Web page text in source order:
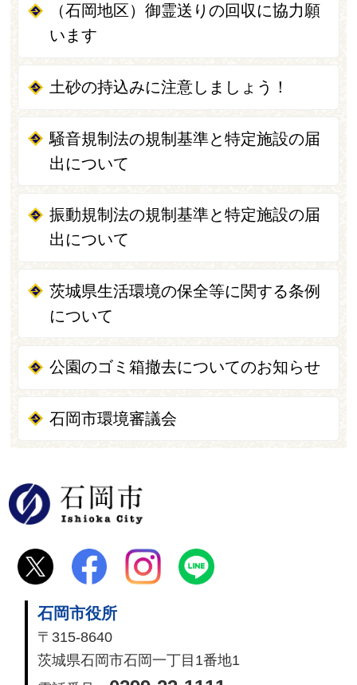
（石岡地区）御霊送りの回収に協力願
います
土砂の持込みに注意しましょう！
騒音規制法の規制基準と特定施設の届
出について
振動規制法の規制基準と特定施設の届
出について
茨城県生活環境の保全等に関する条例
について
公園のゴミ箱撤去についてのお知らせ
石岡市環境審議会
石岡市役所
〒315-8640
茨城県石岡市石岡一丁目1番地1